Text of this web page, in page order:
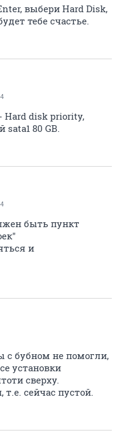
выбери Hard Disk,
тебе счастье.
Hard disk priority,
80 GB.
быть пункт
и
бубном не помогли,
установки
сверху.
сейчас пустой.